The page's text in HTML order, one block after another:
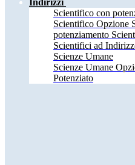
Indirizzi
Scientifico con
Scientifico Opzione
potenziamento
Scientifici ad
Scienze Umane
Scienze Umane
Potenziato